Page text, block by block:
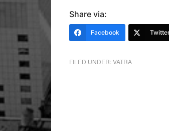
Share via:
Facebook
FILED UNDER:VATRA